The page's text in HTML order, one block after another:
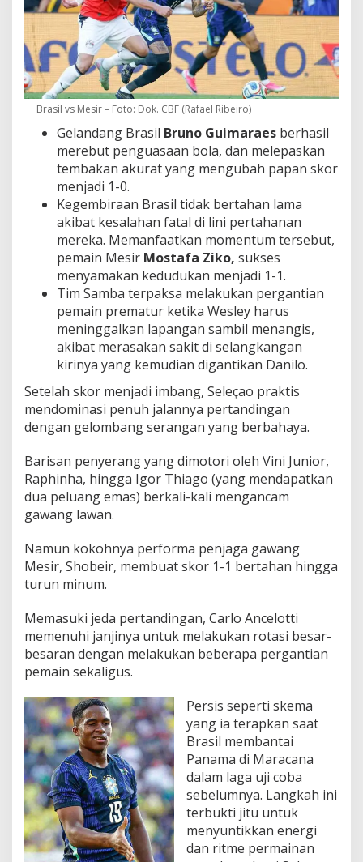
Brasil vs Mesir – Foto: Dok. CBF (Rafael Ribeiro)
Gelandang Brasil Bruno Guimaraes berhasil
merebut penguasaan bola, dan melepaskan
tembakan akurat yang mengubah papan skor
menjadi 1-0.
Kegembiraan Brasil tidak bertahan lama
akibat kesalahan fatal di lini pertahanan
mereka. Memanfaatkan momentum tersebut,
pemain Mesir Mostafa Ziko, sukses
menyamakan kedudukan menjadi 1-1.
Tim Samba terpaksa melakukan pergantian
pemain prematur ketika Wesley harus
meninggalkan lapangan sambil menangis,
akibat merasakan sakit di selangkangan
kirinya yang kemudian digantikan Danilo.
Setelah skor menjadi imbang, Seleçao praktis
mendominasi penuh jalannya pertandingan
dengan gelombang serangan yang berbahaya.
Barisan penyerang yang dimotori oleh Vini Junior,
Raphinha, hingga Igor Thiago (yang mendapatkan
dua peluang emas) berkali-kali mengancam
gawang lawan.
Namun kokohnya performa penjaga gawang
Mesir, Shobeir, membuat skor 1-1 bertahan hingga
turun minum.
Memasuki jeda pertandingan, Carlo Ancelotti
memenuhi janjinya untuk melakukan rotasi besar-
besaran dengan melakukan beberapa pergantian
pemain sekaligus.
Persis seperti skema
yang ia terapkan saat
Brasil membantai
Panama di Maracana
dalam laga uji coba
sebelumnya. Langkah ini
terbukti jitu untuk
menyuntikkan energi
dan ritme permainan